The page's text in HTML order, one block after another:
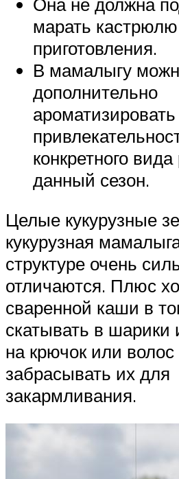
марать
приготовления.
В мамалыгу
дополнительно
конкретного
данный сезон.
Целые кукурузные
кукурузная
структуре очень
отличаются. Плюс
сваренной каши в
скатывать в шарики
на крючок или
забрасывать их для
закармливания.